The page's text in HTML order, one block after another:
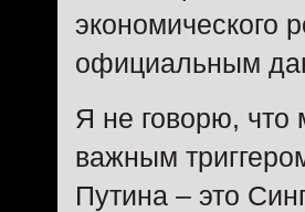
экономического
официальным
Я не говорю, что
важным
Путина – это